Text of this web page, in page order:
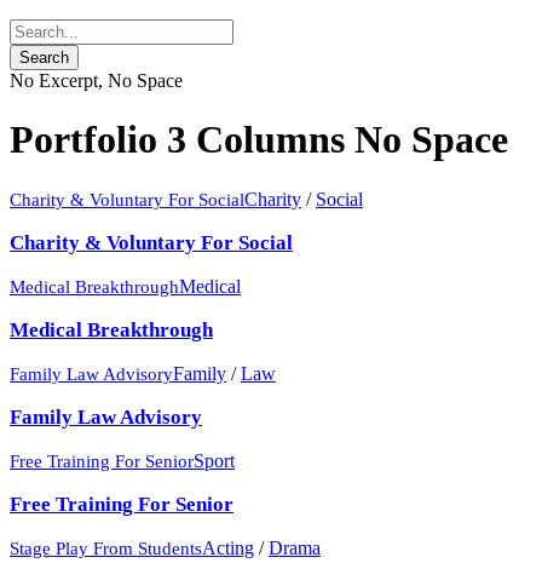
No Excerpt, No Space
Portfolio 3 Columns No Space
Charity & Voluntary For SocialCharity / Social
Charity & Voluntary For Social
Medical BreakthroughMedical
Medical Breakthrough
Family Law AdvisoryFamily / Law
Family Law Advisory
Free Training For SeniorSport
Free Training For Senior
Stage Play From StudentsActing / Drama